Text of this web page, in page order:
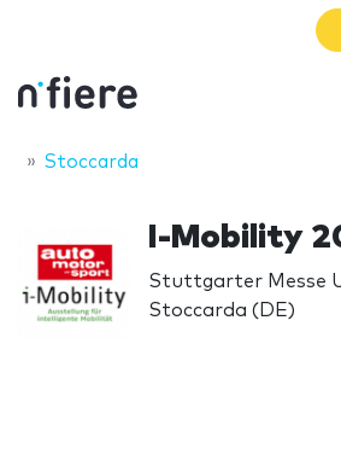
Stoccarda
I-Mobility
Stuttgarter Messe
Stoccarda (DE)